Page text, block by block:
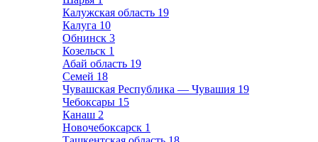
Калужская область 19
Калуга 10
Обнинск 3
Козельск 1
Абай область 19
Семей 18
Чувашская Республика — Чувашия 19
Чебоксары 15
Канаш 2
Новочебоксарск 1